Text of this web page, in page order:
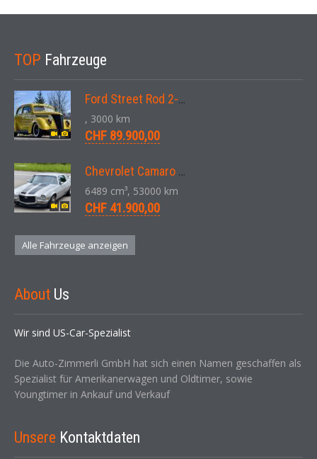
TOP Fahrzeuge
Ford Street Rod 2-Door V8 Aut. 1937
, 3000 km
CHF 89.900,00
Chevrolet Camaro SS 396 LS3 Coupe Aut. 1971
6489 cm³, 53000 km
CHF 41.900,00
Alle Fahrzeuge anzeigen
About Us
Wir sind US-Car-Spezialist
Die Auto-Zimmerli GmbH hat sich einen Namen geschaffen als
Spezialist für Amerikanerwagen und Oldtimer, sowie
Youngtimer in Ankauf und Verkauf
Unsere Kontaktdaten